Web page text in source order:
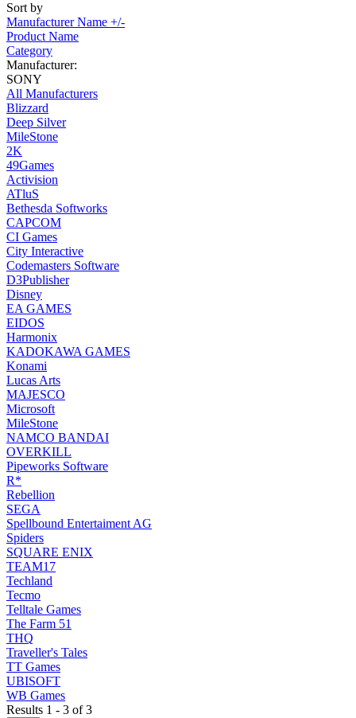
Sort by
Manufacturer Name +/-
Product Name
Category
Manufacturer:
SONY
All Manufacturers
Blizzard
Deep Silver
MileStone
2K
49Games
Activision
ATluS
Bethesda Softworks
CAPCOM
CI Games
City Interactive
Codemasters Software
D3Publisher
Disney
EA GAMES
EIDOS
Harmonix
KADOKAWA GAMES
Konami
Lucas Arts
MAJESCO
Microsoft
MileStone
NAMCO BANDAI
OVERKILL
Pipeworks Software
R*
Rebellion
SEGA
Spellbound Entertaiment AG
Spiders
SQUARE ENIX
TEAM17
Techland
Tecmo
Telltale Games
The Farm 51
THQ
Traveller's Tales
TT Games
UBISOFT
WB Games
Results 1 - 3 of 3